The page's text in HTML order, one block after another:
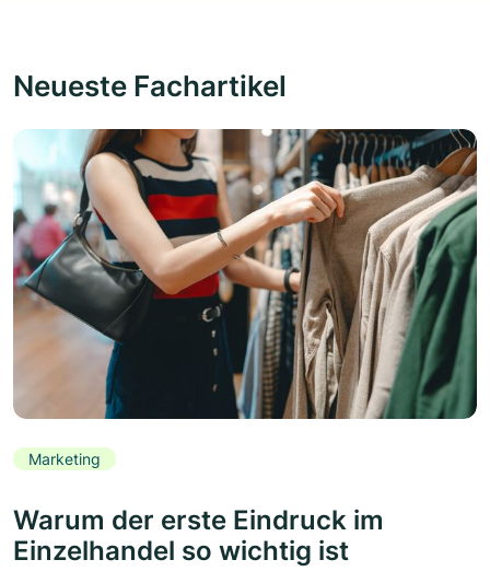
Neueste Fachartikel
Marketing
Warum der erste Eindruck im
Einzelhandel so wichtig ist